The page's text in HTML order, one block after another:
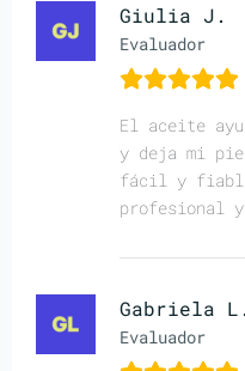
Giulia J.
Evaluador
El aceite
y deja mi
fácil y
profesional
Gabriela L.
Evaluador